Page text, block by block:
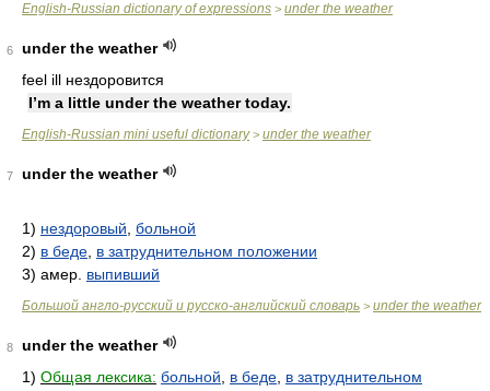
English-Russian dictionary of expressions > under the weather
6
under the weather
feel ill нездоровится
I’m a little under the weather today.
English-Russian mini useful dictionary> under the weather
7 under the weather
1) нездоровый больной
2) в беде в затруднительном положении
3) амер. выпивший
Большой англо-русский и русско-английский словарь > under the weather
8
under the weather
1) Общая лексика: больной в беде в затруднительном